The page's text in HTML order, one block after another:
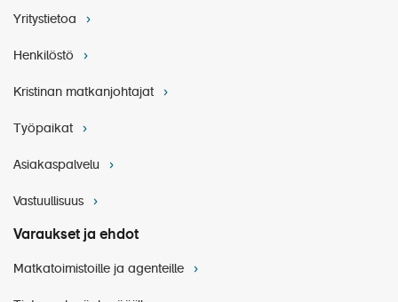
Yritystietoa
Henkilöstö
Kristinan matkanjohtajat
Työpaikat
Asiakaspalvelu
Vastuullisuus
Varaukset ja ehdot
Matkatoimistoille ja agenteille